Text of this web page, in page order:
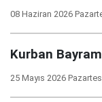
08 Haziran 2026
Kurban
25 Mayıs 2026